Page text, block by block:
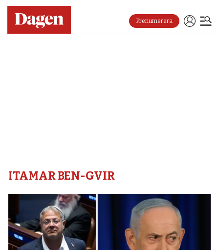
Prenumerera
ITAMAR BEN-GVIR